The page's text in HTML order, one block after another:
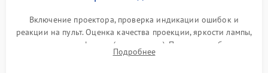
Включение проектора, проверка индикации ошибок и
реакции на пульт. Оценка качества проекции, яркости лампы,
наличия артефактов (точки, пятна). Проверка работы
системы охлаждения по уровню шума вентиляторов.
Подробнее